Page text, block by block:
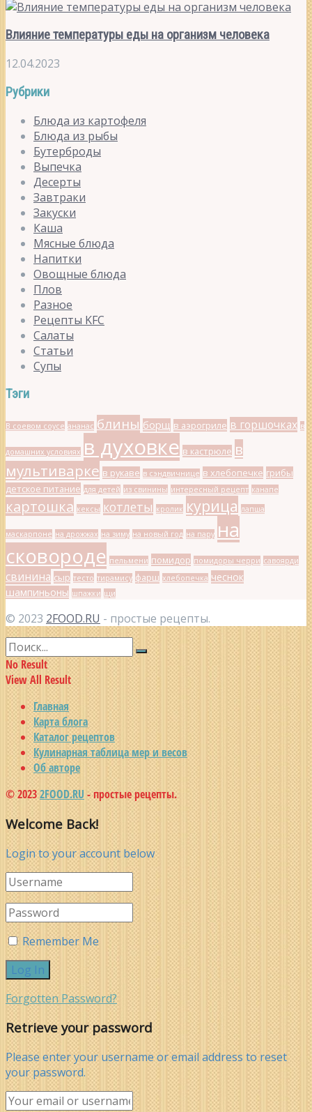
Влияние температуры еды на организм человека
12.04.2023
Рубрики
Блюда из картофеля
Блюда из рыбы
Бутерброды
Выпечка
Десерты
Завтраки
Закуски
Каша
Мясные блюда
Напитки
Овощные блюда
Плов
Разное
Рецепты KFC
Салаты
Статьи
Супы
Тэги
В соевом соусе ананас блины борщ в аэрогриле в горшочках в
домашних условиях в духовке в кастрюле в
мультиварке в рукаве в сэндвичнице в хлебопечке грибы
детское питание для детей из свинины интересный рецепт канапе
картошка кексы котлеты кролик курица лапша
маскарпоне на дрожжах на зиму на новый год на пару на
сковороде пельмени помидор помидоры черри савоярди
свинина сыр тесто тирамису фарш хлебопечка чеснок
шампиньоны шпажки щи
© 2023 2FOOD.RU - простые рецепты.
No Result
View All Result
Главная
Карта блога
Каталог рецептов
Кулинарная таблица мер и весов
Об авторе
© 20232FOOD.RU - простые рецепты.
Welcome Back!
Login to your account below
Remember Me
Forgotten Password?
Retrieve your password
Please enter your username or email address to reset
your password.